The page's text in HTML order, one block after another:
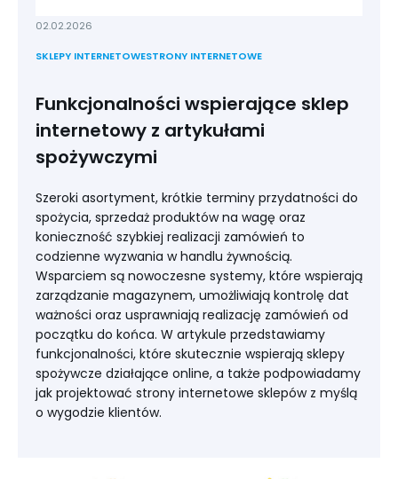
02.02.2026
SKLEPY INTERNETOWESTRONY INTERNETOWE
Funkcjonalności wspierające sklep
internetowy z artykułami
spożywczymi
Szeroki asortyment, krótkie terminy przydatności do
spożycia, sprzedaż produktów na wagę oraz
konieczność szybkiej realizacji zamówień to
codzienne wyzwania w handlu żywnością.
Wsparciem są nowoczesne systemy, które wspierają
zarządzanie magazynem, umożliwiają kontrolę dat
ważności oraz usprawniają realizację zamówień od
początku do końca. W artykule przedstawiamy
funkcjonalności, które skutecznie wspierają sklepy
spożywcze działające online, a także podpowiadamy
jak projektować strony internetowe sklepów z myślą
o wygodzie klientów.